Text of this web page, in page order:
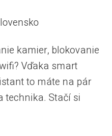
kamier, blokovanie
Vďaka smart
to máte na pár
technika. Stačí si